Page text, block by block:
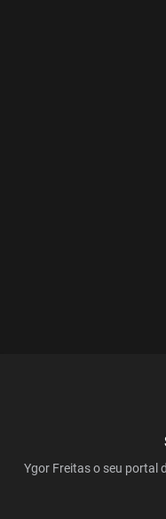
Ygor Freitas o seu portal